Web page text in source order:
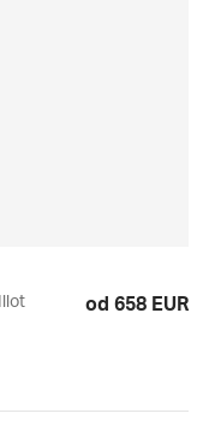
od 658 EUR